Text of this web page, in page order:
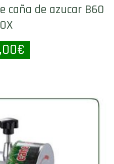
caña de azucar B60
€